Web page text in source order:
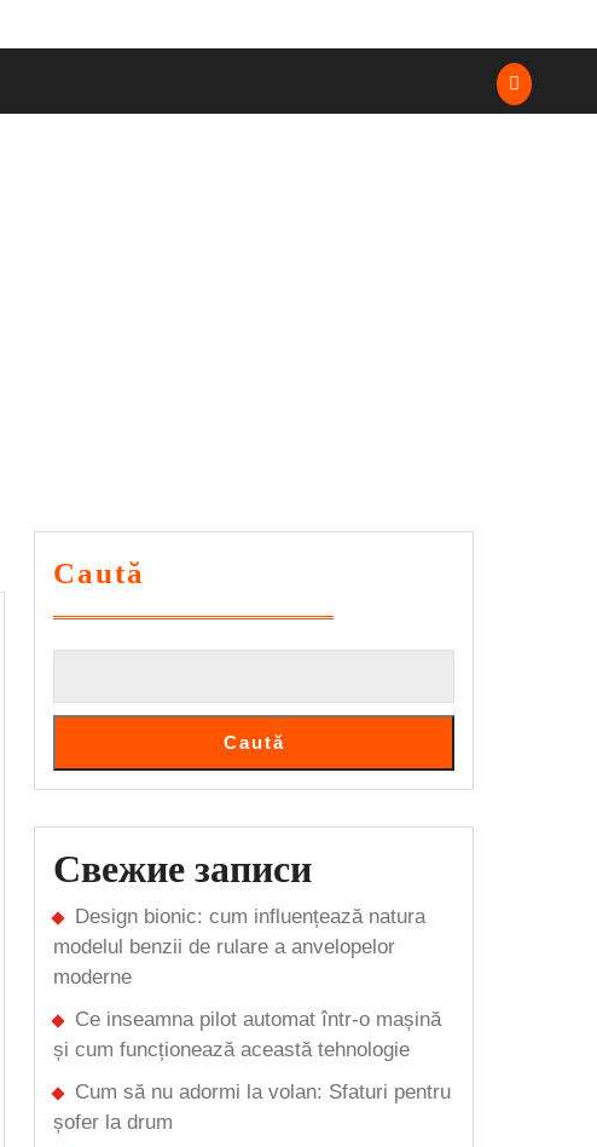
Caută
Caută
Свежие записи
Design bionic: cum influențează natura
modelul benzii de rulare a anvelopelor
moderne
Ce inseamna pilot automat într-o mașină
și cum funcționează această tehnologie
Cum să nu adormi la volan: Sfaturi pentru
șofer la drum